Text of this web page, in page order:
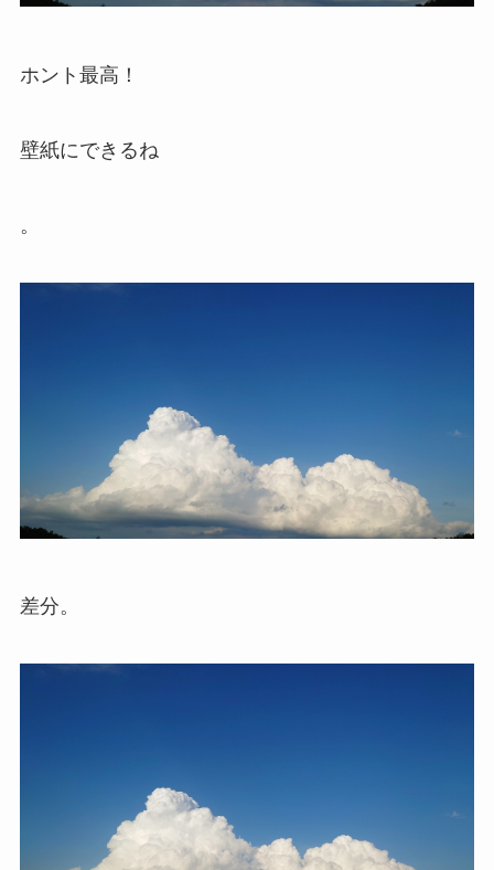
ホント最高！
壁紙にできるね
。
差分。